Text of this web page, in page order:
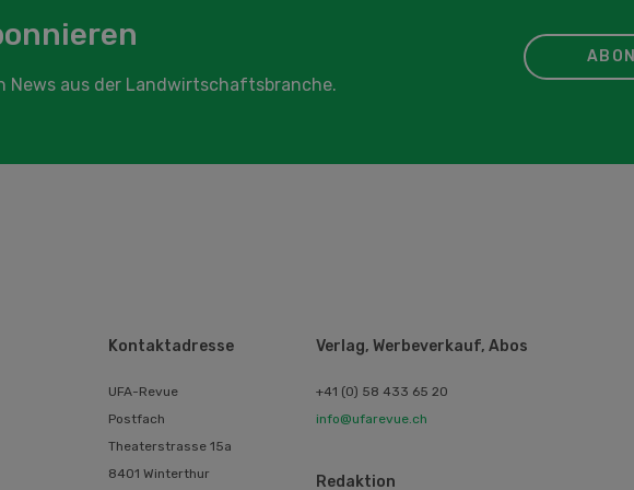
News aus der Landwirtschaftsbranche.
Kontaktadresse
UFA-Revue
Postfach
Theaterstrasse 15a
8401 Winterthur
Verlag, Werbeverkauf, Abos
+41 (0) 58 433 65 20
info@ufarevue.ch
Redaktion